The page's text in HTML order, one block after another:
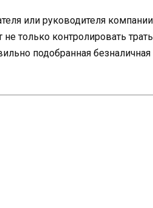
или руководителя
только контролировать
подобранная безналичная